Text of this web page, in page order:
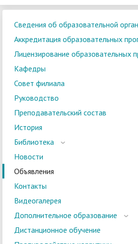
Сведения об образовательной
Аккредитация образовательных
Лицензирование образовательных
Кафедры
Совет филиала
Руководство
Преподавательский состав
История
Библиотека
Новости
Объявления
Контакты
Видеогалерея
Дополнительное образование
Дистанционное обучение